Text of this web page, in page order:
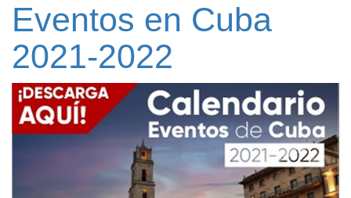
Eventos en Cuba
2021-2022